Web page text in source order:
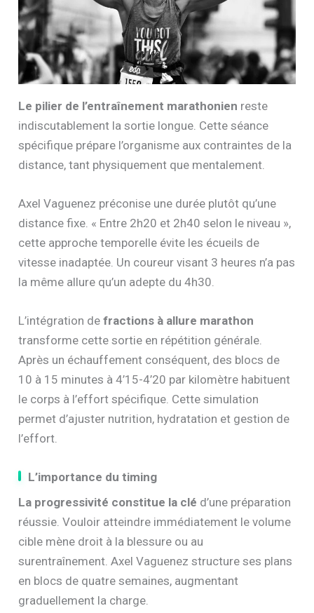
Le pilier de l’entraînement marathonien reste
indiscutablement la sortie longue. Cette séance
spécifique prépare l’organisme aux contraintes de la
distance, tant physiquement que mentalement.
Axel Vaguenez préconise une durée plutôt qu’une
distance fixe. « Entre 2h20 et 2h40 selon le niveau »,
cette approche temporelle évite les écueils de
vitesse inadaptée. Un coureur visant 3 heures n’a pas
la même allure qu’un adepte du 4h30.
L’intégration defractions à allure marathon
transforme cette sortie en répétition générale.
Après un échauffement conséquent, des blocs de
10 à 15 minutes à 4’15-4’20 par kilomètre habituent
le corps à l’effort spécifique. Cette simulation
permet d’ajuster nutrition, hydratation et gestion de
l’effort.
L’importance du timing
La progressivité constitue la clé d’une préparation
réussie. Vouloir atteindre immédiatement le volume
cible mène droit à la blessure ou au
surentraînement. Axel Vaguenez structure ses plans
en blocs de quatre semaines, augmentant
graduellement la charge.